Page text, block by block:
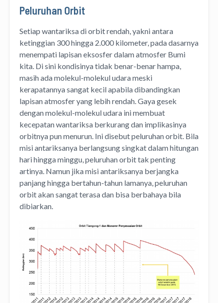
Peluruhan Orbit
Setiap wantariksa di orbit rendah, yakni antara
ketinggian 300 hingga 2.000 kilometer, pada dasarnya
menempati lapisan eksosfer dalam atmosfer Bumi
kita. Di sini kondisinya tidak benar-benar hampa,
masih ada molekul-molekul udara meski
kerapatannya sangat kecil apabila dibandingkan
lapisan atmosfer yang lebih rendah. Gaya gesek
dengan molekul-molekul udara ini membuat
kecepatan wantariksa berkurang dan implikasinya
orbitnya pun menurun. Ini disebut peluruhan orbit. Bila
misi antariksanya berlangsung singkat dalam hitungan
hari hingga minggu, peluruhan orbit tak penting
artinya. Namun jika misi antariksanya berjangka
panjang hingga bertahun-tahun lamanya, peluruhan
orbit akan sangat terasa dan bisa berbahaya bila
dibiarkan.